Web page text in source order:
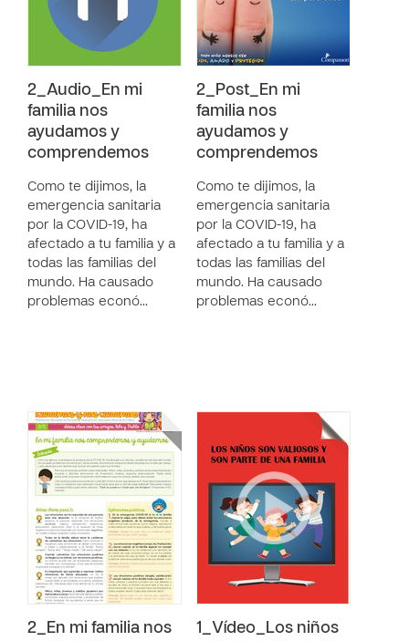
2_Audio_En mi
familia nos
ayudamos y
comprendemos
Como te dijimos, la
emergencia sanitaria
por la COVID-19, ha
afectado a tu familia y a
todas las familias del
mundo. Ha causado
problemas econó…
2_Post_En mi
familia nos
ayudamos y
comprendemos
Como te dijimos, la
emergencia sanitaria
por la COVID-19, ha
afectado a tu familia y a
todas las familias del
mundo. Ha causado
problemas econó…
2_En mi familia nos
1_Vídeo_Los niños